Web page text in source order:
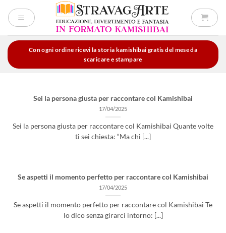
Con ogni ordine ricevi la storia kamishibai gratis del mese da
scaricare e stampare
Sei la persona giusta per raccontare col Kamishibai
17/04/2025
Sei la persona giusta per raccontare col Kamishibai Quante volte
ti sei chiesta: “Ma chi [...]
Se aspetti il momento perfetto per raccontare col Kamishibai
17/04/2025
Se aspetti il momento perfetto per raccontare col Kamishibai Te
lo dico senza girarci intorno: [...]